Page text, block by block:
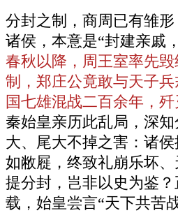
分封之制，商周已有雏
诸侯，本意是“封建亲戚
春秋以降，周王室率先
制，郑庄公竟敢与天子
国七雄混战二百余年，歼
秦始皇亲历此乱局，深
大、尾大不掉之害：诸
如敝屣，终致礼崩乐坏
提分封，岂非以史为鉴
载，始皇尝言“天下共苦